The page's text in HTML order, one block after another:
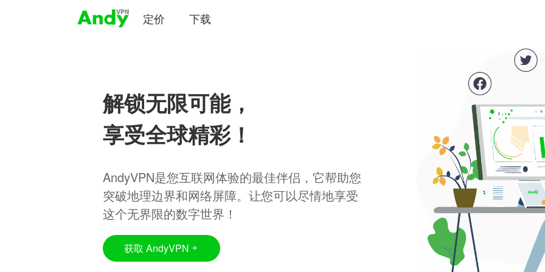
定价 下载
解锁无限可能，
享受全球精彩！
AndyVPN是您互联网体验的最佳伴侣，它帮助您
突破地理边界和网络屏障。让您可以尽情地享受
这个无界限的数字世界！
获取 AndyVPN